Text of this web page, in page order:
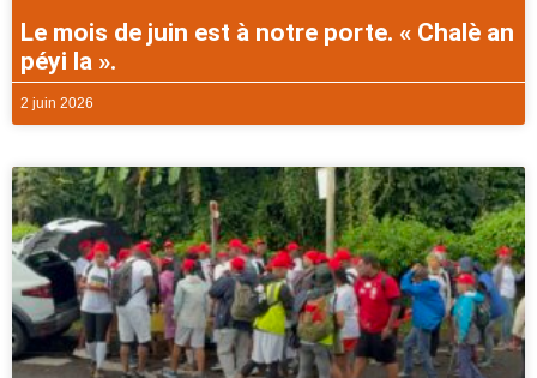
Le mois de juin est à notre porte. « Chalè an
péyi la ».
2 juin 2026